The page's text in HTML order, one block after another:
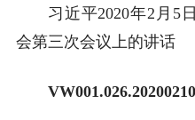
习近平2020年2月5
会第三次会议上的讲话